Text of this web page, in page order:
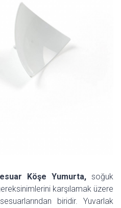
Köşe Yumurta, soğuk
karşılamak üzere
biridir. Yuvarlak